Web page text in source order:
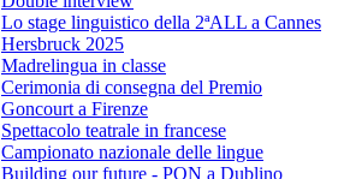
Lo stage linguistico della 2ªALL a Cannes
Hersbruck 2025
Madrelingua in classe
Cerimonia di consegna del Premio
Goncourt a Firenze
Spettacolo teatrale in francese
Campionato nazionale delle lingue
Building our future - PON a Dublino